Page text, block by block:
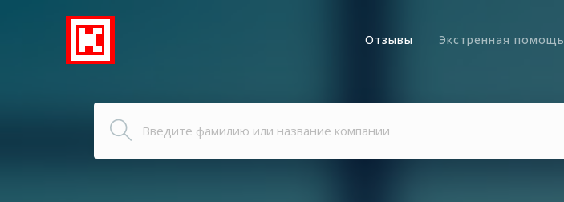
Отзывы Экстренная помощь